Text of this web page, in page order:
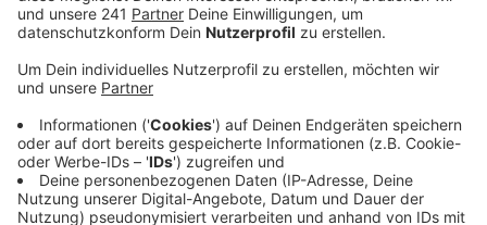
fertig sein. Auf 1.500 Quadratmetern sollen
zahlreiche hochmoderne OP-Säle entstehen - für
stationäre und ambulante Eingriffe.
Anzeige